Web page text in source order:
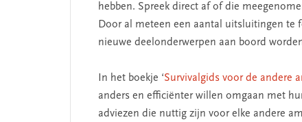
hebben. Spreek direct af of die
Door al meteen een aantal uitsluitingen te
nieuwe deelonderwerpen aan boord
In het boekje ‘Survivalgids voor de andere
anders en efficiënter willen omgaan met
adviezen die nuttig zijn voor elke andere